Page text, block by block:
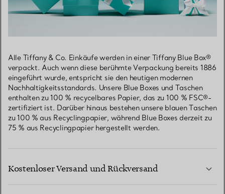
Alle Tiffany & Co. Einkäufe werden in einer Tiffany Blue Box®
verpackt. Auch wenn diese berühmte Verpackung bereits 1886
eingeführt wurde, entspricht sie den heutigen modernen
Nachhaltigkeitsstandards. Unsere Blue Boxes und Taschen
enthalten zu 100 % recycelbares Papier, das zu 100 % FSC®-
zertifiziert ist. Darüber hinaus bestehen unsere blauen Taschen
zu 100 % aus Recyclingpapier, während Blue Boxes derzeit zu
75 % aus Recyclingpapier hergestellt werden.
Kostenloser Versand und Rückversand